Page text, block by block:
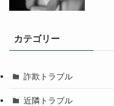
カテゴリー
詐欺トラブル
近隣トラブル